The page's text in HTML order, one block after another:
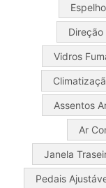
Direção
Vidros
Assentos
Ar
Janela
Pedais